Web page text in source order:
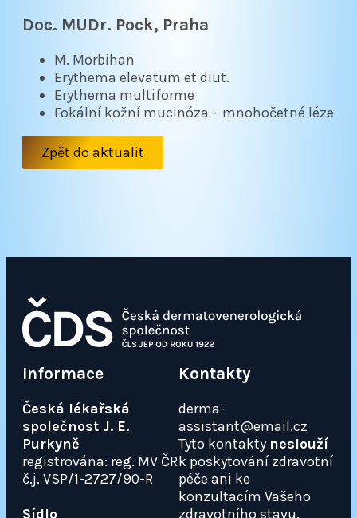
Doc. MUDr. Pock, Praha
M. Morbihan
Erythema elevatum et diut.
Erythema multiforme
Fokální kožní mucinóza – mnohočetné léze
Zpět do aktualit
Informace
Česká lékařská
společnost J. E.
Purkyně
registrována: reg. MV ČR
č.j. VSP/1-2727/90-R
Sídlo
Kontakty
derma-
assistant@email.cz
Tyto kontakty neslouží
k poskytování zdravotní
péče ani ke
konzultacím Vašeho
zdravotního stavu.